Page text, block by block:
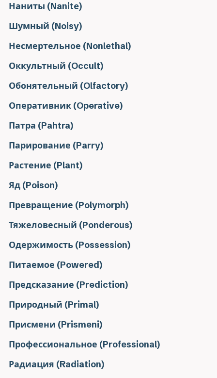
Наниты (Nanite)
Шумный (Noisy)
Несмертельное (Nonlethal)
Оккультный (Occult)
Обонятельный (Olfactory)
Оперативник (Operative)
Патра (Pahtra)
Парирование (Parry)
Растение (Plant)
Яд (Poison)
Превращение (Polymorph)
Тяжеловесный (Ponderous)
Одержимость (Possession)
Питаемое (Powered)
Предсказание (Prediction)
Природный (Primal)
Присмени (Prismeni)
Профессиональное (Professional)
Радиация (Radiation)